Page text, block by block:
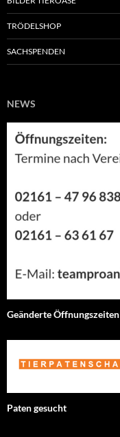
TRÖDELSHOP
SACHSPENDEN
NEWS
Geänderte Öffnungszeiten
Paten gesucht